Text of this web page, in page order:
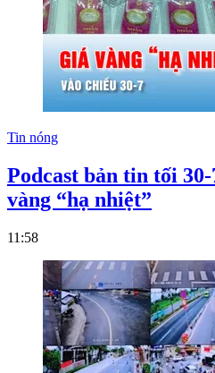
Tin nóng
Podcast bản tin tối
vàng “hạ nhiệt”
11:58